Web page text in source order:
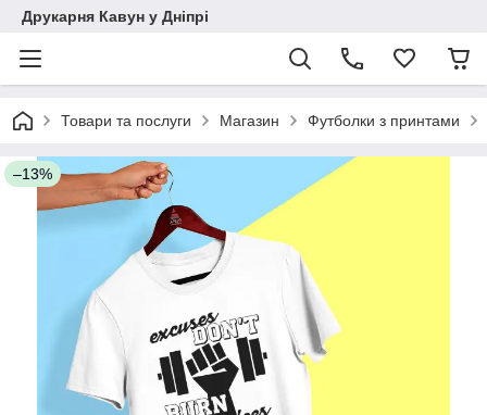
Друкарня Кавун у Дніпрі
Товари та послуги Магазин Футболки з принтами
–13%